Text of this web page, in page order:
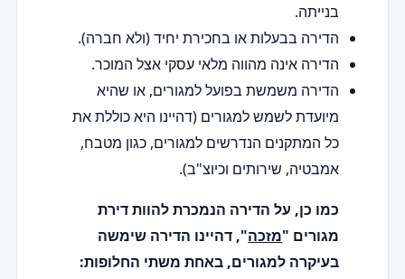
בנייתה.
הדירה בבעלות או בחכירת יחיד (ולא חברה).
הדירה אינה מהווה מלאי עסקי אצל המוכר.
הדירה משמשת בפועל למגורים, או שהיא
מיועדת לשמש למגורים (דהיינו היא כוללת את
כל המתקנים הנדרשים למגורים, כגון מטבח,
אמבטיה, שירותים וכיוצ"ב).
כמו כן, על הדירה הנמכרת להוות דירת
מגורים "מזכה", דהיינו הדירה שימשה
בעיקרה למגורים, באחת משתי החלופות: